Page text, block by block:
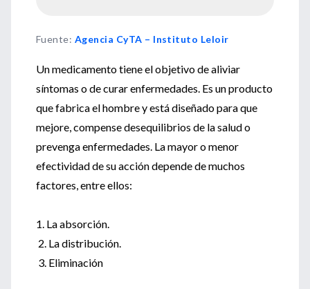
Fuente: Agencia CyTA – Instituto Leloir
Un medicamento tiene el objetivo de aliviar
síntomas o de curar enfermedades. Es un producto
que fabrica el hombre y está diseñado para que
mejore, compense desequilibrios de la salud o
prevenga enfermedades. La mayor o menor
efectividad de su acción depende de muchos
factores, entre ellos:
1. La absorción.
2. La distribución.
3. Eliminación